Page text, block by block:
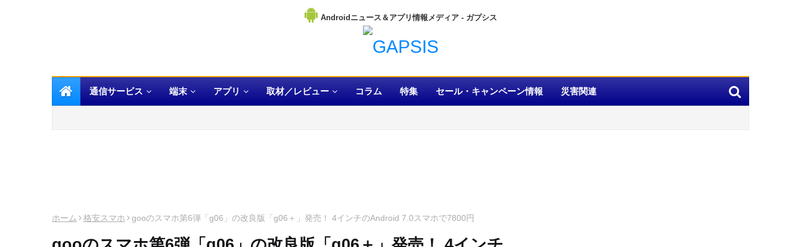
Androidニュース＆アプリ情報メディア
通信サービス 端末 アプリ 取材／レビュー コラム 特集 セール・キャンペーン情報 災害関連
ホーム 格安スマホ gooのスマホ第6弾「g06」の改良版「g06＋」発売！ 4インチのAndroid 7.0スマホで7800円